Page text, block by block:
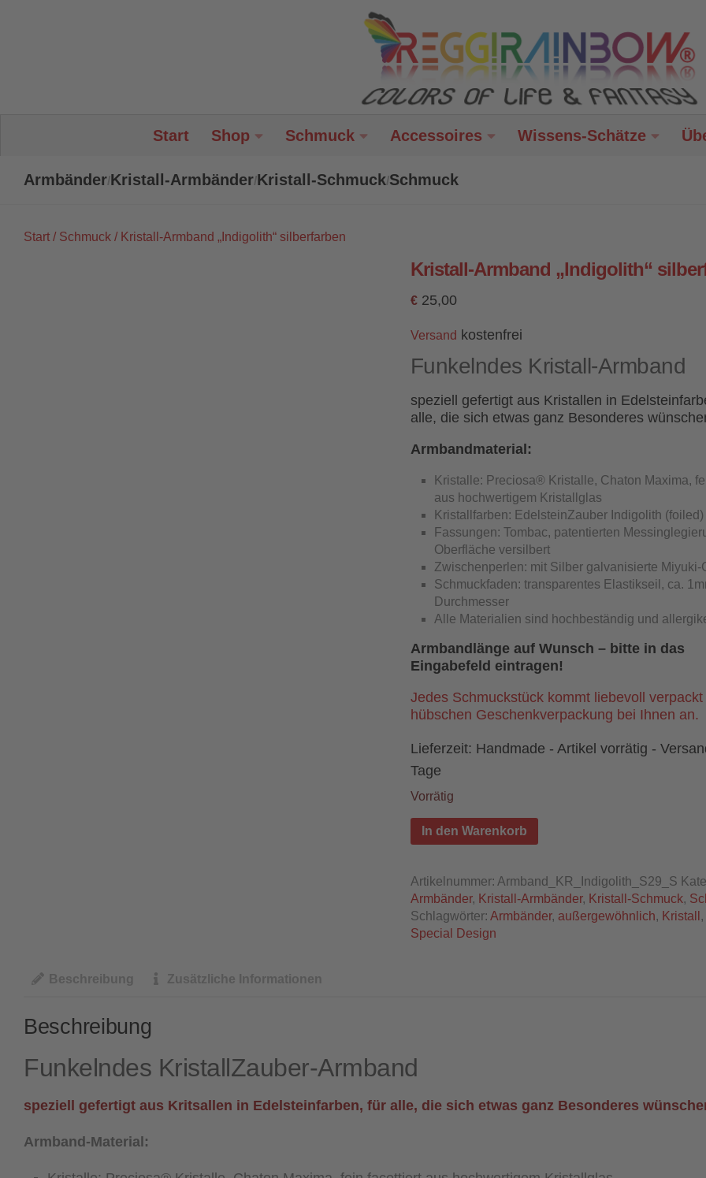
Start Shop Schmuck Accessoires Wissens-Schätze
Armbänder/Kristall-Armbänder/Kristall-Schmuck/Schmuck
Start / Schmuck / Kristall-Armband „Indigolith“ silberfarben
Kristall-Armband „Indigolith“
€25,00
Versand kostenfrei
Funkelndes Kristall-Armband
speziell gefertigt aus Kristallen in
alle, die sich etwas ganz Besonderes
Armbandmaterial:
Kristalle: Preciosa® Kristalle, Chaton Maxima,
aus hochwertigem Kristallglas
Kristallfarben: EdelsteinZauber Indigolith (foiled)
Fassungen: Tombac, patentierten
Oberfläche versilbert
Zwischenperlen: mit Silber galvanisierte Miyuki-
Schmuckfaden: transparentes Elastikseil, ca.
Durchmesser
Alle Materialien sind hochbeständig und
Armbandlänge auf Wunsch – bitte in das
Eingabefeld eintragen!
Jedes Schmuckstück kommt liebevoll
hübschen Geschenkverpackung bei Ihnen an.
Lieferzeit: Handmade - Artikel vorrätig -
Tage
Vorrätig
In den Warenkorb
Artikelnummer: Armband_KR_Indigolith_S29_S
Armbänder, Kristall-Armbänder, Kristall-Schmuck,
Schlagwörter: Armbänder, außergewöhnlich, Kristall ,
Special Design
Beschreibung Zusätzliche Informationen
Beschreibung
Funkelndes KristallZauber-Armband
speziell gefertigt aus Kritsallen in Edelsteinfarben, für alle, die sich etwas ganz Besonderes
Armband-Material: